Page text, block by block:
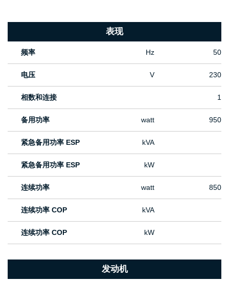
表现
频率 Hz 50
电压 V 230
相数和连接 1
备用功率 watt 950
紧急备用功率 ESP kVA
紧急备用功率 ESP kW
连续功率 watt 850
连续功率 COP kVA
连续功率 COP kW
发动机